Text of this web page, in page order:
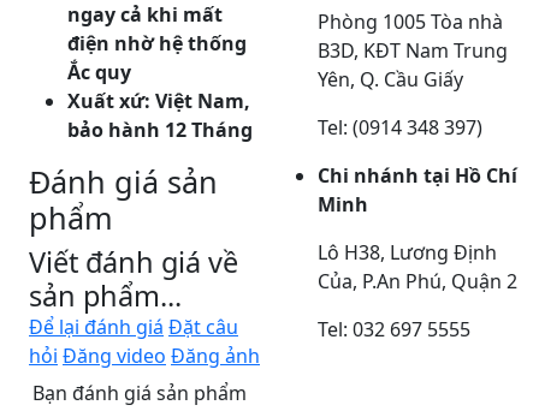
Phòng 1005 Tòa nhà
B3D, KĐT Nam Trung
Yên, Q. Cầu Giấy
Tel: (0914 348 397)
Chi nhánh tại Hồ Chí
Minh
Lô H38, Lương Định
Của, P.An Phú, Quận 2
Tel: 032 697 5555
ngay cả khi mất
điện nhờ hệ thống
Ắc quy
Xuất xứ: Việt Nam,
bảo hành 12 Tháng
Đánh giá sản
phẩm
Viết đánh giá về
sản phẩm...
Để lại đánh giá Đặt câu
hỏi Đăng video Đăng ảnh
Bạn đánh giá sản phẩm